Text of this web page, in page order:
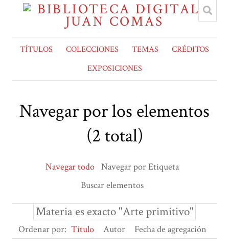
TÍTULOS COLECCIONES TEMAS
CRÉDITOS
EXPOSICIONES
Navegar por los elementos
(2 total)
Navegar todo Navegar por Etiqueta
Buscar elementos
Materia es exacto "Arte primitivo"
Ordenar por: Título Autor Fecha de agregación